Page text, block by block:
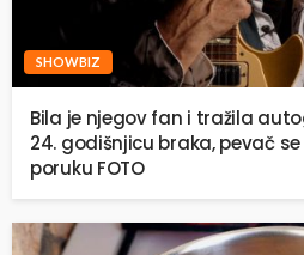
SHOWBIZ
Bila je njegov fan i tražila
24. godišnjicu braka, pevač
poruku FOTO